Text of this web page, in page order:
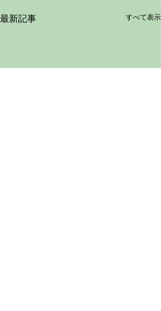
最新記事 すべて表示